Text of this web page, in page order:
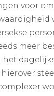
voor
meer